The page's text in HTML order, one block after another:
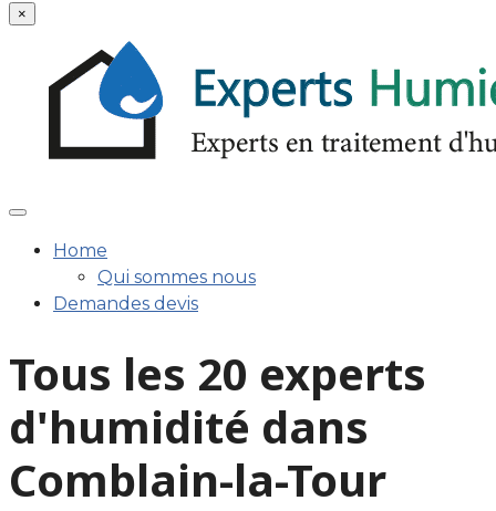
×
Home
Qui sommes nous
Demandes devis
Tous les 20 experts
d'humidité dans
Comblain-la-Tour